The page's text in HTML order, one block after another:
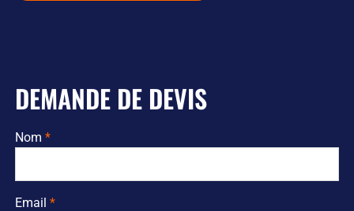
DEMANDE DE DEVIS
Nom
Email